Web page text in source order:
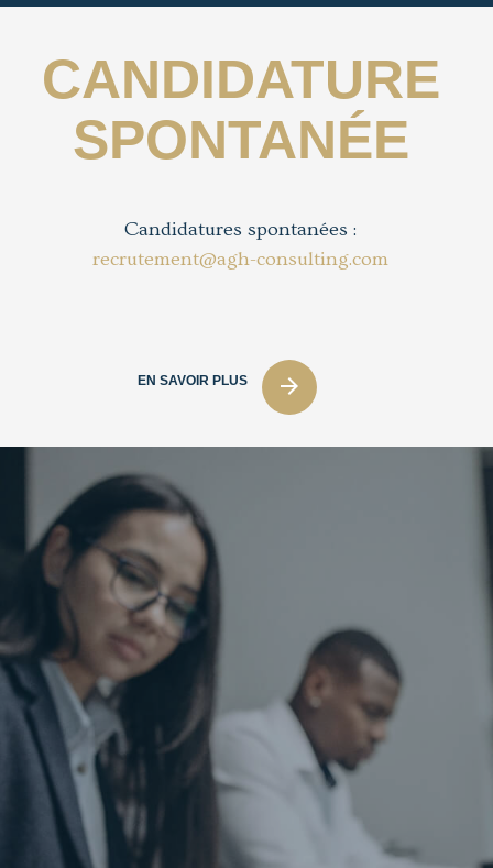
CANDIDATURE
SPONTANÉE
Candidatures spontanées :
recrutement@agh-consulting.com
EN SAVOIR PLUS arrow_forward